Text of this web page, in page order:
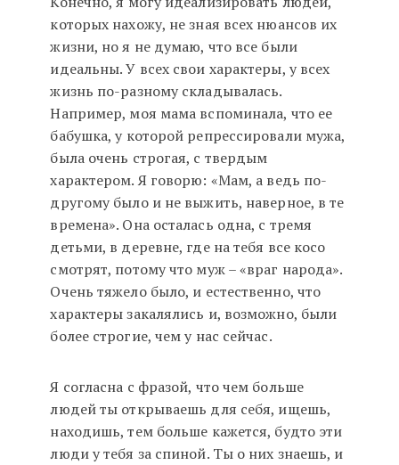
которых нахожу, не зная всех нюансов их
жизни, но я не думаю, что все были
идеальны. У всех свои характеры, у всех
жизнь по-разному складывалась.
Например, моя мама вспоминала, что ее
бабушка, у которой репрессировали мужа,
была очень строгая, с твердым
характером. Я говорю: «Мам, а ведь по-
другому было и не выжить, наверное, в те
времена». Она осталась одна, с тремя
детьми, в деревне, где на тебя все косо
смотрят, потому что муж – «враг народа».
Очень тяжело было, и естественно, что
характеры закалялись и, возможно, были
более строгие, чем у нас сейчас.
Я согласна с фразой, что чем больше
людей ты открываешь для себя, ищешь,
находишь, тем больше кажется, будто эти
люди у тебя за спиной. Ты о них знаешь, и